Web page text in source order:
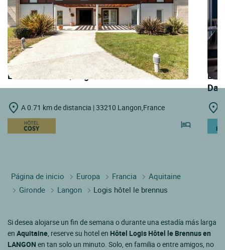
LOGIS HOTELS | Logis Hôtel Alienor
A 0.71 km de distancia | 33210 Langon,France
Página de inicio Europa Francia
Aquitaine
Gironde
Langon Logis hôtel le brennus
Si desea alojarse un fin de semana o durante una estadía más larga
en Aquitaine, reserve su hotel en Hôtel Logis Hôtel le Brennus en
LANGON en tan solo un minuto. Solo, en familia o entre amigos, no